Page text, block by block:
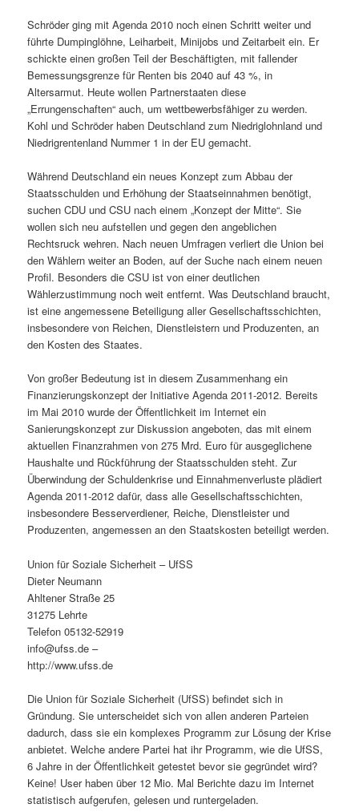
Schröder ging mit Agenda 2010 noch einen Schritt weiter und
führte Dumpinglöhne, Leiharbeit, Minijobs und Zeitarbeit ein. Er
schickte einen großen Teil der Beschäftigten, mit fallender
Bemessungsgrenze für Renten bis 2040 auf 43 %, in
Altersarmut. Heute wollen Partnerstaaten diese
„Errungenschaften“ auch, um wettbewerbsfähiger zu werden.
Kohl und Schröder haben Deutschland zum Niedriglohnland und
Niedrigrentenland Nummer 1 in der EU gemacht.
Während Deutschland ein neues Konzept zum Abbau der
Staatsschulden und Erhöhung der Staatseinnahmen benötigt,
suchen CDU und CSU nach einem „Konzept der Mitte“. Sie
wollen sich neu aufstellen und gegen den angeblichen
Rechtsruck wehren. Nach neuen Umfragen verliert die Union bei
den Wählern weiter an Boden, auf der Suche nach einem neuen
Profil. Besonders die CSU ist von einer deutlichen
Wählerzustimmung noch weit entfernt. Was Deutschland braucht,
ist eine angemessene Beteiligung aller Gesellschaftsschichten,
insbesondere von Reichen, Dienstleistern und Produzenten, an
den Kosten des Staates.
Von großer Bedeutung ist in diesem Zusammenhang ein
Finanzierungskonzept der Initiative Agenda 2011-2012. Bereits
im Mai 2010 wurde der Öffentlichkeit im Internet ein
Sanierungskonzept zur Diskussion angeboten, das mit einem
aktuellen Finanzrahmen von 275 Mrd. Euro für ausgeglichene
Haushalte und Rückführung der Staatsschulden steht. Zur
Überwindung der Schuldenkrise und Einnahmenverluste plädiert
Agenda 2011-2012 dafür, dass alle Gesellschaftsschichten,
insbesondere Besserverdiener, Reiche, Dienstleister und
Produzenten, angemessen an den Staatskosten beteiligt werden.
Union für Soziale Sicherheit – UfSS
Dieter Neumann
Ahltener Straße 25
31275 Lehrte
Telefon 05132-52919
info@ufss.de –
http://www.ufss.de
Die Union für Soziale Sicherheit (UfSS) befindet sich in
Gründung. Sie unterscheidet sich von allen anderen Parteien
dadurch, dass sie ein komplexes Programm zur Lösung der Krise
anbietet. Welche andere Partei hat ihr Programm, wie die UfSS,
6 Jahre in der Öffentlichkeit getestet bevor sie gegründet wird?
Keine! User haben über 12 Mio. Mal Berichte dazu im Internet
statistisch aufgerufen, gelesen und runtergeladen.